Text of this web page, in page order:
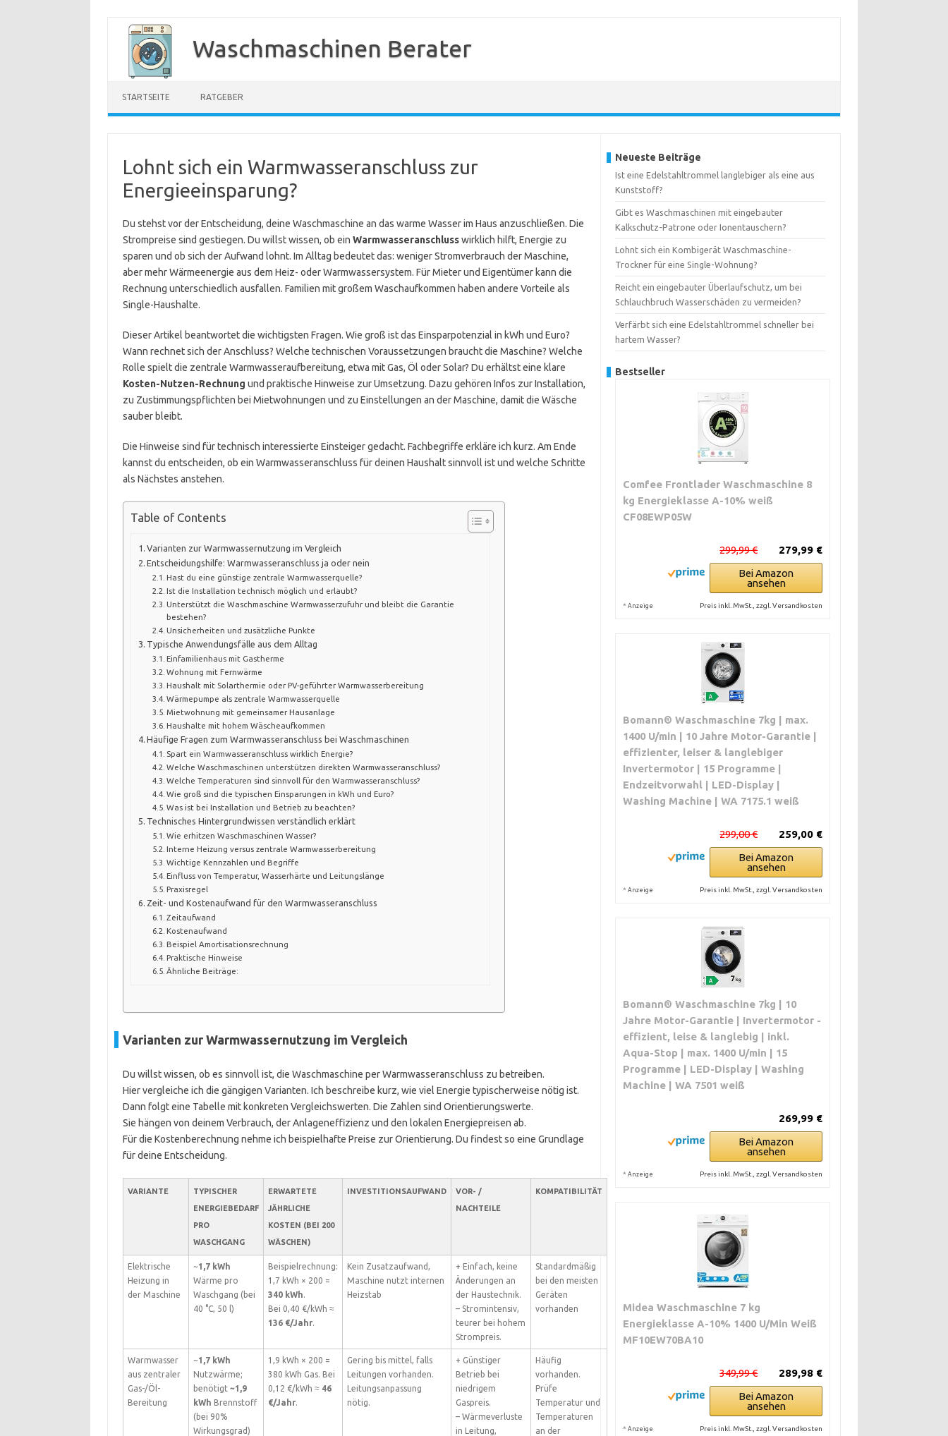
Inhalt
springen
Waschmaschinen Berater
STARTSEITE RATGEBER
Lohnt sich ein Warmwasseranschluss zur
Energieeinsparung?
Du stehst vor der Entscheidung, deine Waschmaschine an das warme Wasser im Haus anzuschließen. Die
Strompreise sind gestiegen. Du willst wissen, ob ein Warmwasseranschlusswirklich hilft, Energie zu
sparen und ob sich der Aufwand lohnt. Im Alltag bedeutet das: weniger Stromverbrauch der Maschine,
aber mehr Wärmeenergie aus dem Heiz- oder Warmwassersystem. Für Mieter und Eigentümer kann die
Rechnung unterschiedlich ausfallen. Familien mit großem Waschaufkommen haben andere Vorteile als
Single-Haushalte.
Dieser Artikel beantwortet die wichtigsten Fragen. Wie groß ist das Einsparpotenzial in kWh und Euro?
Wann rechnet sich der Anschluss? Welche technischen Voraussetzungen braucht die Maschine? Welche
Rolle spielt die zentrale Warmwasseraufbereitung, etwa mit Gas, Öl oder Solar? Du erhältst eine klare
Kosten-Nutzen-Rechnung und praktische Hinweise zur Umsetzung. Dazu gehören Infos zur Installation,
zu Zustimmungspflichten bei Mietwohnungen und zu Einstellungen an der Maschine, damit die Wäsche
sauber bleibt.
Die Hinweise sind für technisch interessierte Einsteiger gedacht. Fachbegriffe erkläre ich kurz. Am Ende
kannst du entscheiden, ob ein Warmwasseranschluss für deinen Haushalt sinnvoll ist und welche Schritte
als Nächstes anstehen.
Table of Contents
Varianten zur Warmwassernutzung im Vergleich
Entscheidungshilfe: Warmwasseranschluss ja oder nein
Hast du eine günstige zentrale Warmwasserquelle?
Ist die Installation technisch möglich und erlaubt?
Unterstützt die Waschmaschine Warmwasserzufuhr und bleibt die Garantie
bestehen?
Unsicherheiten und zusätzliche Punkte
Typische Anwendungsfälle aus dem Alltag
Einfamilienhaus mit Gastherme
Wohnung mit Fernwärme
Haushalt mit Solarthermie oder PV-geführter Warmwasserbereitung
Wärmepumpe als zentrale Warmwasserquelle
Mietwohnung mit gemeinsamer Hausanlage
Haushalte mit hohem Wäscheaufkommen
Häufige Fragen zum Warmwasseranschluss bei Waschmaschinen
Spart ein Warmwasseranschluss wirklich Energie?
Welche Waschmaschinen unterstützen direkten Warmwasseranschluss?
Welche Temperaturen sind sinnvoll für den Warmwasseranschluss?
Wie groß sind die typischen Einsparungen in kWh und Euro?
Was ist bei Installation und Betrieb zu beachten?
Technisches Hintergrundwissen verständlich erklärt
Wie erhitzen Waschmaschinen Wasser?
Interne Heizung versus zentrale Warmwasserbereitung
Wichtige Kennzahlen und Begriffe
Einfluss von Temperatur, Wasserhärte und Leitungslänge
Praxisregel
Zeit- und Kostenaufwand für den Warmwasseranschluss
Zeitaufwand
Kostenaufwand
Beispiel Amortisationsrechnung
Praktische Hinweise
Ähnliche Beiträge:
Varianten zur Warmwassernutzung im Vergleich
Du willst wissen, ob es sinnvoll ist, die Waschmaschine per Warmwasseranschluss zu betreiben.
Hier vergleiche ich die gängigen Varianten. Ich beschreibe kurz, wie viel Energie typischerweise nötig ist.
Dann folgt eine Tabelle mit konkreten Vergleichswerten. Die Zahlen sind Orientierungswerte.
Sie hängen von deinem Verbrauch, der Anlageneffizienz und den lokalen Energiepreisen ab.
Für die Kostenberechnung nehme ich beispielhafte Preise zur Orientierung. Du findest so eine Grundlage
für deine Entscheidung.
VARIANTE
TYPISCHER
ENERGIEBEDARF
PRO
WASCHGANG
ERWARTETE
JÄHRLICHE
KOSTEN (BEI 200
WÄSCHEN)
INVESTITIONSAUFWAND
VOR- /
NACHTEILE
KOMPATIBILITÄT
Elektrische
Heizung in
der Maschine
~1,7 kWh
Wärme pro
Waschgang (bei
40 °C, 50 l)
Beispielrechnung:
1,7 kWh × 200 =
340 kWh.
Bei 0,40 €/kWh ≈
136 €/Jahr.
Kein Zusatzaufwand,
Maschine nutzt internen
Heizstab
+ Einfach, keine
Änderungen an
der Haustechnik.
– Stromintensiv,
teurer bei hohem
Strompreis.
Standardmäßig
bei den meisten
Geräten
vorhanden
Warmwasser
aus zentraler
Gas-/Öl-
Bereitung
~1,7 kWh
Nutzwärme;
benötigt ~1,9
kWh Brennstoff
(bei 90%
Wirkungsgrad)
1,9 kWh × 200 =
380 kWh Gas. Bei
0,12 €/kWh ≈ 46
€/Jahr.
Gering bis mittel, falls
Leitungen vorhanden.
Leitungsanpassung
nötig.
+ Günstiger
Betrieb bei
niedrigem
Gaspreis.
– Wärmeverluste
in Leitung,
Häufig
vorhanden.
Prüfe
Temperatur und
Temperaturen
an der
Neueste Beiträge
Ist eine Edelstahltrommel langlebiger als eine aus
Kunststoff?
Gibt es Waschmaschinen mit eingebauter
Kalkschutz-Patrone oder Ionentauschern?
Lohnt sich ein Kombigerät Waschmaschine-
Trockner für eine Single-Wohnung?
Reicht ein eingebauter Überlaufschutz, um bei
Schlauchbruch Wasserschäden zu vermeiden?
Verfärbt sich eine Edelstahltrommel schneller bei
hartem Wasser?
Bestseller
Comfee Frontlader Waschmaschine 8
kg Energieklasse A-10% weiß
CF08EWP05W
279,99 €
299,99 €
Bei Amazon
ansehen
* Anzeige Preis inkl. MwSt., zzgl. Versandkosten
Bomann® Waschmaschine 7kg | max.
1400 U/min | 10 Jahre Motor-Garantie |
effizienter, leiser & langlebiger
Invertermotor | 15 Programme |
Endzeitvorwahl | LED-Display |
Washing Machine | WA 7175.1 weiß
259,00 €
299,00 €
Bei Amazon
ansehen
* Anzeige Preis inkl. MwSt., zzgl. Versandkosten
Bomann® Waschmaschine 7kg | 10
Jahre Motor-Garantie | Invertermotor -
effizient, leise & langlebig | inkl.
Aqua-Stop | max. 1400 U/min | 15
Programme | LED-Display | Washing
Machine | WA 7501 weiß
269,99 €
Bei Amazon
ansehen
* Anzeige Preis inkl. MwSt., zzgl. Versandkosten
Midea Waschmaschine 7 kg
Energieklasse A-10% 1400 U/Min Weiß
MF10EW70BA10
289,98 €
349,99 €
Bei Amazon
ansehen
* Anzeige Preis inkl. MwSt., zzgl. Versandkosten